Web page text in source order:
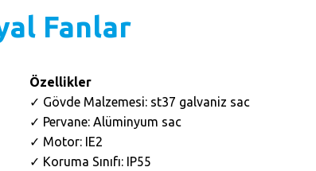
Fanlar
Özellikler
✓ Gövde Malzemesi: st37 galvaniz sac
✓ Pervane: Alüminyum sac
✓ Motor: IE2
✓ Koruma Sınıfı: IP55